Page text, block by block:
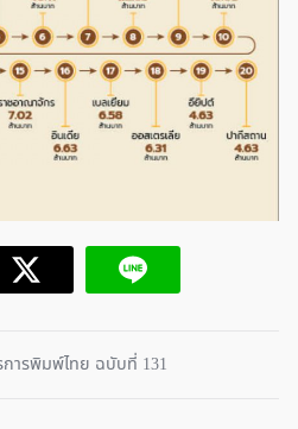
การพิมพ์ไทย ฉบับที่ 131